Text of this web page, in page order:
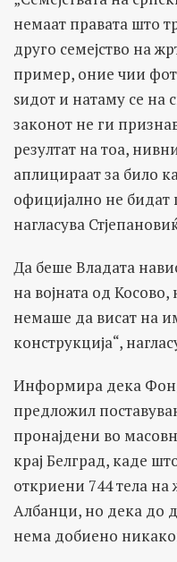
немаат правата што
друго семејство на
пример, оние чии
ѕидот и натаму се на
законот не ги
резултат на тоа,
аплицираат за било
официјално не бидат
нагласува
Да беше Владата
на војната од
немаше да висат на
конструкција“,
Информира дека
предложил
пронајдени во
крај Белград, каде
откриени 744 тела на
Албанци, но дека до
нема добиено